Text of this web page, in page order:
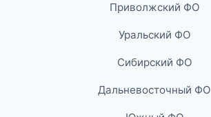
Приволжский ФО
Уральский ФО
Сибирский ФО
Дальневосточный ФО